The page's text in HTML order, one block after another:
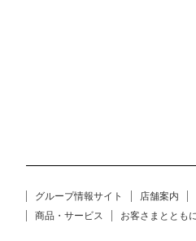
グループ情報サイト 店舗案内
商品・サービス
お客さまととも